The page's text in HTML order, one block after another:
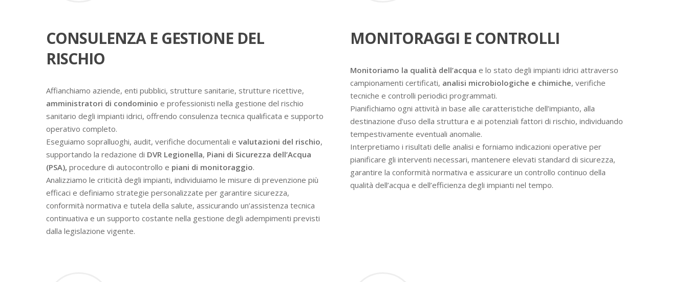
CONSULENZA E GESTIONE DEL
RISCHIO
Affianchiamo aziende, enti pubblici, strutture sanitarie, strutture ricettive,
amministratori di condominio e professionisti nella gestione del rischio
sanitario degli impianti idrici, offrendo consulenza tecnica qualificata e supporto
operativo completo.
Eseguiamo sopralluoghi, audit, verifiche documentali evalutazioni del rischio,
supportando la redazione di DVR Legionella, Piani di Sicurezza dell’Acqua
(PSA), procedure di autocontrollo e piani di monitoraggio.
Analizziamo le criticità degli impianti, individuiamo le misure di prevenzione più
efficaci e definiamo strategie personalizzate per garantire sicurezza,
conformità normativa e tutela della salute, assicurando un’assistenza tecnica
continuativa e un supporto costante nella gestione degli adempimenti previsti
dalla legislazione vigente.
MONITORAGGI E CONTROLLI
Monitoriamo la qualità dell’acqua e lo stato degli impianti idrici attraverso
campionamenti certificati, analisi microbiologiche e chimiche, verifiche
tecniche e controlli periodici programmati.
Pianifichiamo ogni attività in base alle caratteristiche dell’impianto, alla
destinazione d’uso della struttura e ai potenziali fattori di rischio, individuando
tempestivamente eventuali anomalie.
Interpretiamo i risultati delle analisi e forniamo indicazioni operative per
pianificare gli interventi necessari, mantenere elevati standard di sicurezza,
garantire la conformità normativa e assicurare un controllo continuo della
qualità dell’acqua e dell’efficienza degli impianti nel tempo.